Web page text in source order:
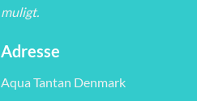
muligt.
Adresse
Aqua Tantan Denmark